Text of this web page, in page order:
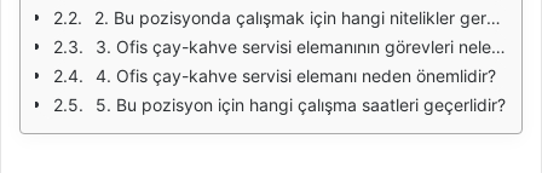
2. Bu pozisyonda çalışmak için hangi nitelikler gereklidir?
3. Ofis çay-kahve servisi elemanının görevleri nelerdir?
4. Ofis çay-kahve servisi elemanı neden önemlidir?
5. Bu pozisyon için hangi çalışma saatleri geçerlidir?